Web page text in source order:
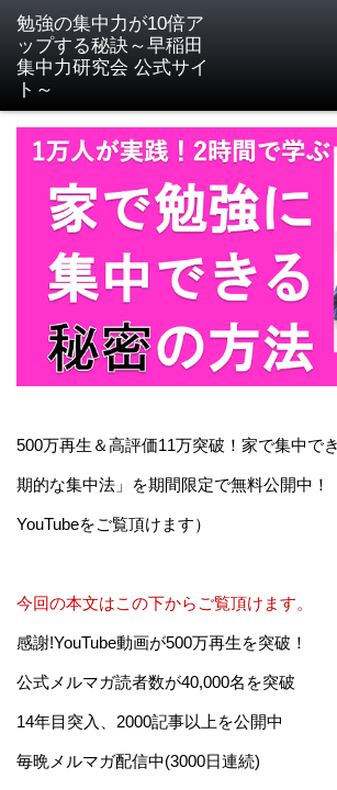
500万再生＆高評価11万突破！家で集中で
期的な集中法」を期間限定で無料公開中！
YouTubeをご覧頂けます）
今回の本文はこの下からご覧頂けます。
感謝!YouTube動画が500万再生を突破！
公式メルマガ読者数が40,000名を突破
14年目突入、2000記事以上を公開中
毎晩メルマガ配信中(3000日連続)